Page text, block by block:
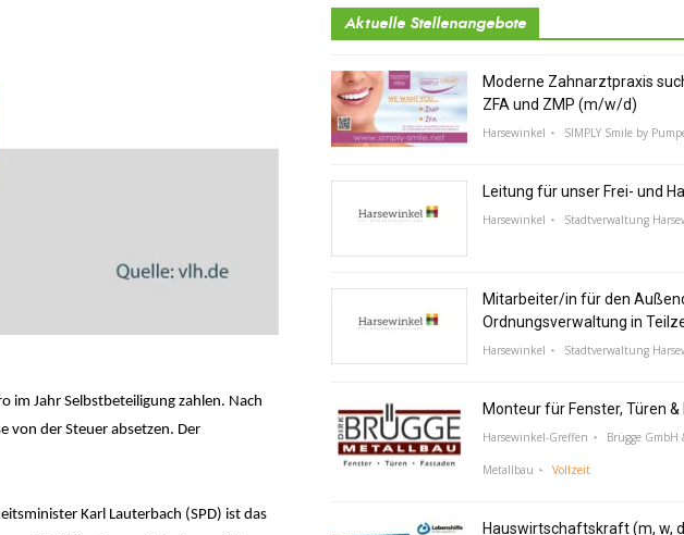
im Jahr Selbstbeteiligung zahlen. Nach
von der Steuer absetzen. Der
Karl Lauterbach (SPD) ist das
Aktuelle Stellenangebote
Moderne Zahnarztpraxis
ZFA und ZMP (m/w/d)
Harsewinkel SIMPLY Smile by
Leitung für unser Frei- und
Harsewinkel Stadtverwaltung
Mitarbeiter/in für den
Ordnungsverwaltung in
Harsewinkel Stadtverwaltung
Monteur für Fenster, Türen
Harsewinkel-Greffen Brügge GmbH
Metallbau Vollzeit
Hauswirtschaftskraft (m, w,